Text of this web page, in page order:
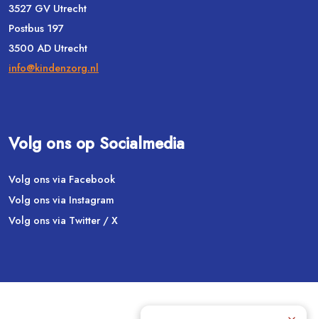
3527 GV Utrecht
Postbus 197
3500 AD Utrecht
info@kindenzorg.nl
Volg ons op Socialmedia
Volg ons via Facebook
Volg ons via Instagram
Volg ons via Twitter / X